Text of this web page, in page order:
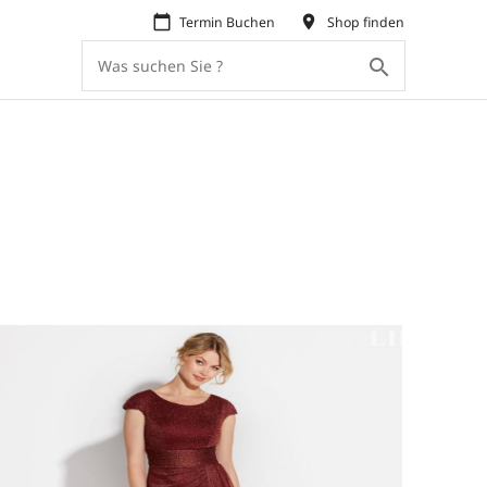
search
calendar_today Termin Buchen place Shop finden